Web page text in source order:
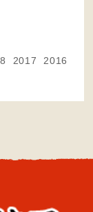
2017
2016